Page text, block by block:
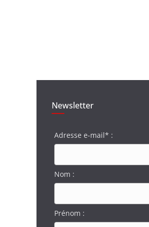
Newsletter
Adresse e-mail* :
Nom :
Prénom :